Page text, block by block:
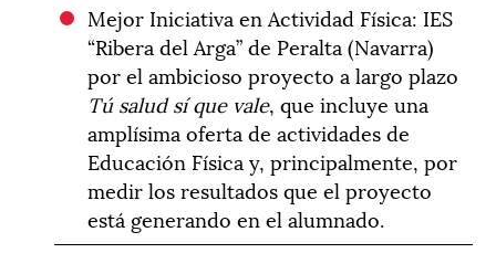
Mejor Iniciativa en Actividad Física: IES
“Ribera del Arga” de Peralta (Navarra)
por el ambicioso proyecto a largo plazo
Tú salud sí que vale, que incluye una
amplísima oferta de actividades de
Educación Física y, principalmente, por
medir los resultados que el proyecto
está generando en el alumnado.